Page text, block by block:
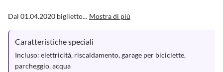
Dal 01.04.2020 biglietto... Mostra di più
Caratteristiche speciali
Incluso: elettricità, riscaldamento, garage per biciclette,
parcheggio, acqua